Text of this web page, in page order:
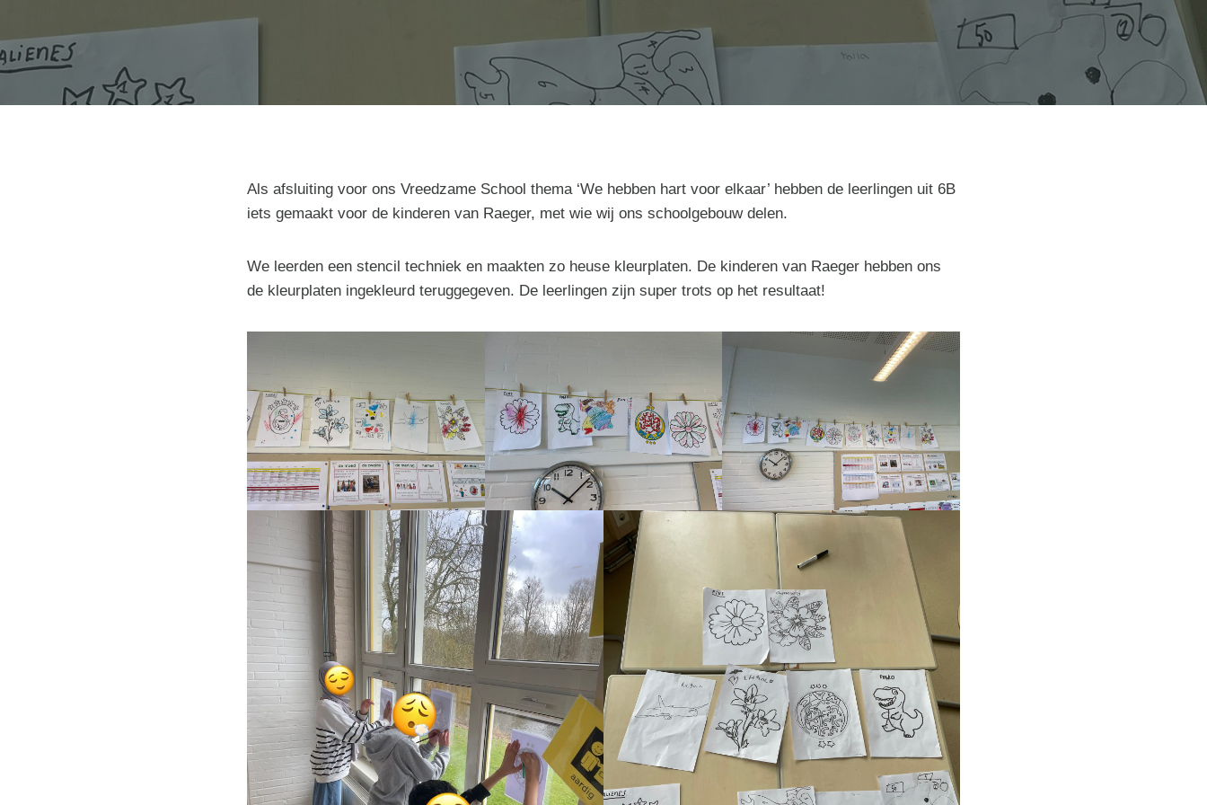
Als afsluiting voor ons Vreedzame School thema ‘We hebben hart voor elkaar’ hebben de leerlingen uit 6B
iets gemaakt voor de kinderen van Raeger, met wie wij ons schoolgebouw delen.
We leerden een stencil techniek en maakten zo heuse kleurplaten. De kinderen van Raeger hebben ons
de kleurplaten ingekleurd teruggegeven. De leerlingen zijn super trots op het resultaat!